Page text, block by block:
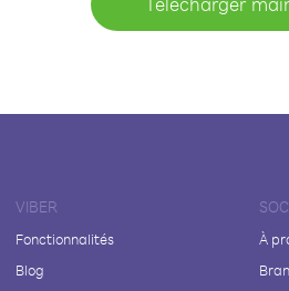
VIBER
Fonctionnalités
Blog
À